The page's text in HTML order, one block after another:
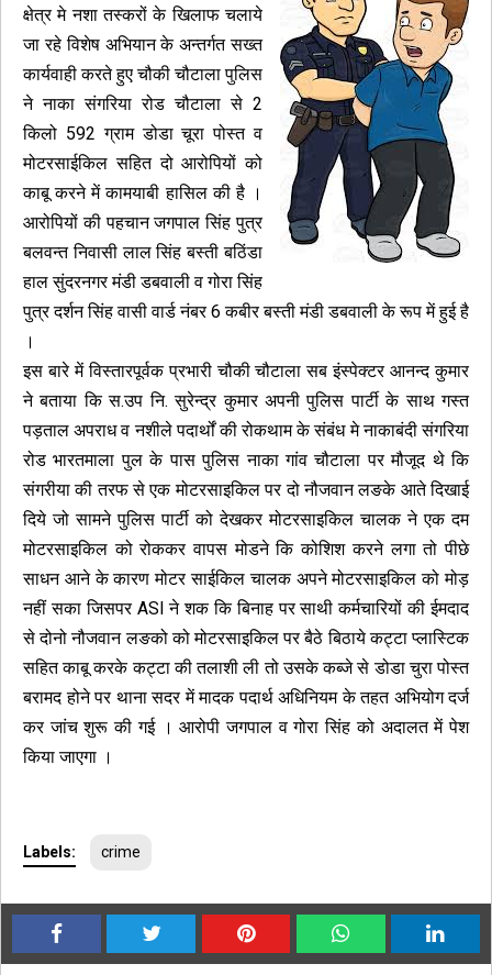
क्षेत्र मे नशा तस्करों के खिलाफ चलाये
जा रहे विशेष अभियान के अन्तर्गत सख्त
कार्यवाही करते हुए चौकी चौटाला पुलिस
ने नाका संगरिया रोड चौटाला से 2
किलो 592 ग्राम डोडा चूरा पोस्त व
मोटरसाईकिल सहित दो आरोपियों को
काबू करने में कामयाबी हासिल की है ।
आरोपियों की पहचान जगपाल सिंह पुत्र
बलवन्त निवासी लाल सिंह बस्ती बठिंडा
हाल सुंदरनगर मंडी डबवाली व गोरा सिंह
पुत्र दर्शन सिंह वासी वार्ड नंबर 6 कबीर बस्ती मंडी डबवाली के रूप में हुई है
।
इस बारे में विस्तारपूर्वक प्रभारी चौकी चौटाला सब इंस्पेक्टर आनन्द कुमार
ने बताया कि स.उप नि. सुरेन्द्र कुमार अपनी पुलिस पार्टी के साथ गस्त
पड़ताल अपराध व नशीले पदार्थों की रोकथाम के संबंध मे नाकाबंदी संगरिया
रोड भारतमाला पुल के पास पुलिस नाका गांव चौटाला पर मौजूद थे कि
संगरीया की तरफ से एक मोटरसाइकिल पर दो नौजवान लङके आते दिखाई
दिये जो सामने पुलिस पार्टी को देखकर मोटरसाइकिल चालक ने एक दम
मोटरसाइकिल को रोककर वापस मोडने कि कोशिश करने लगा तो पीछे
साधन आने के कारण मोटर साईकिल चालक अपने मोटरसाइकिल को मोड़
नहीं सका जिसपर ASI ने शक कि बिनाह पर साथी कर्मचारियों की ईमदाद
से दोनो नौजवान लङको को मोटरसाइकिल पर बैठे बिठाये कट्टा प्लास्टिक
सहित काबू करके कट्टा की तलाशी ली तो उसके कब्जे से डोडा चुरा पोस्त
बरामद होने पर थाना सदर में मादक पदार्थ अधिनियम के तहत अभियोग दर्ज
कर जांच शुरू की गई । आरोपी जगपाल व गोरा सिंह को अदालत में पेश
किया जाएगा ।
Labels: crime